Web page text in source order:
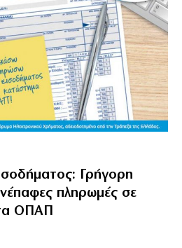
Γρήγορη
πληρωμές σε
ΟΠΑΠ